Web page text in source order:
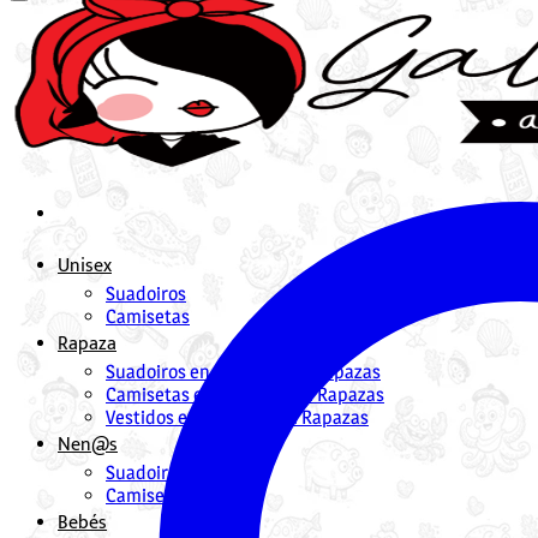
Unisex
Suadoiros
Camisetas
Rapaza
Suadoiros en Galego para Rapazas
Camisetas en Galego para Rapazas
Vestidos en Galego para Rapazas
Nen@s
Suadoiros nenos
Camisetas
Bebés